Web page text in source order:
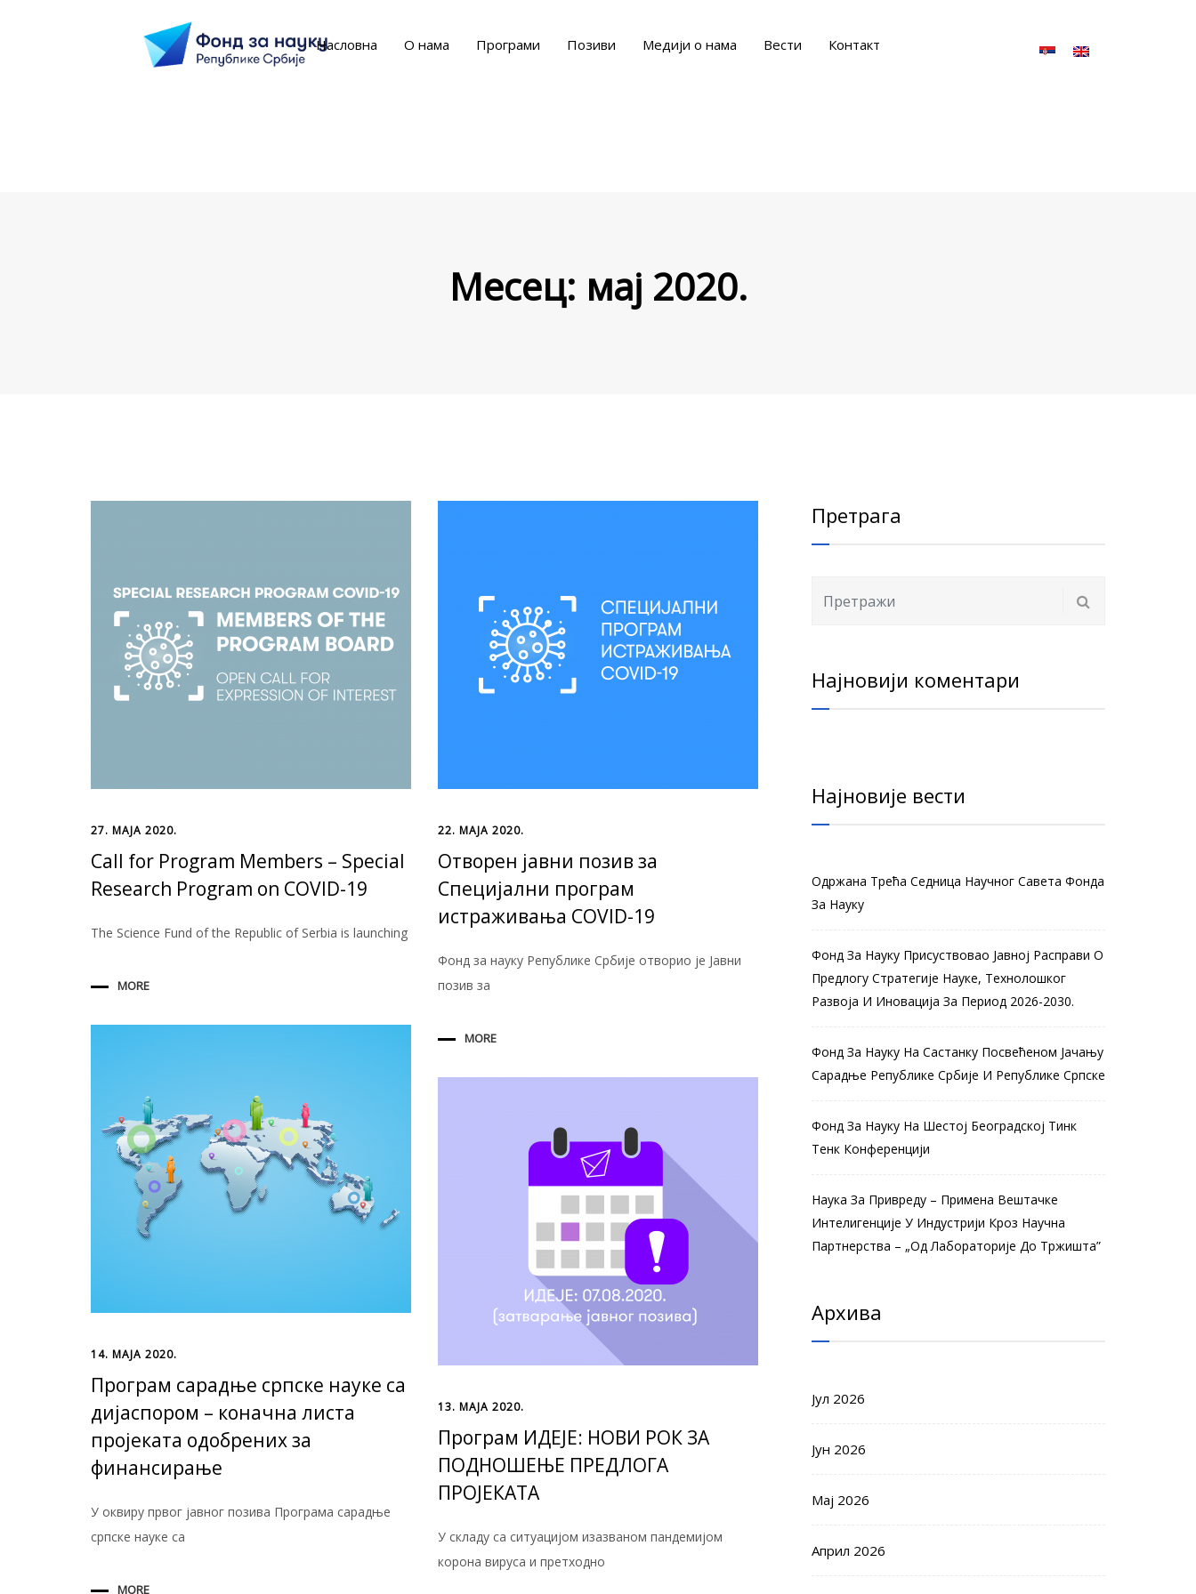
Насловна О нама Програми Позиви Медији о нама Вести Контакт
Месец: мај 2020.
27. МАЈА 2020.
Call for Program Members – Special
Research Program on COVID-19
The Science Fund of the Republic of Serbia is launching
MORE
22. МАЈА 2020.
Отворен јавни позив за
Специјални програм
истраживања COVID-19
Фонд за науку Републике Србије отворио је Јавни
позив за
MORE
14. МАЈА 2020.
Програм сарадње српске науке са
дијаспором – коначна листа
пројеката одобрених за
финансирање
У оквиру првог јавног позива Програма сарадње
српске науке са
MORE
13. МАЈА 2020.
Програм ИДЕЈЕ: НОВИ РОК ЗА
ПОДНОШЕЊЕ ПРЕДЛОГА
ПРОЈЕКАТА
У складу са ситуацијом изазваном пандемијом
корона вируса и претходно
Претрага
Најновији коментари
Најновије вести
Одржана Трећа Седница Научног Савета Фонда
За Науку
Фонд За Науку Присуствовао Јавној Расправи О
Предлогу Стратегије Науке, Технолошког
Развоја И Иновација За Период 2026-2030.
Фонд За Науку На Састанку Посвећеном Јачању
Сарадње Републике Србије И Републике Српске
Фонд За Науку На Шестој Београдској Тинк
Тенк Конференцији
Наука За Привреду – Примена Вештачке
Интелигенције У Индустрији Кроз Научна
Партнерства – „Од Лабораторије До Тржишта”
Архива
Јул 2026
Јун 2026
Мај 2026
Април 2026